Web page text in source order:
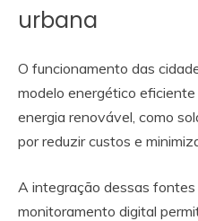
urbana
O funcionamento das
modelo energético
energia renovável, como
por reduzir custos e
A integração dessas
monitoramento digital